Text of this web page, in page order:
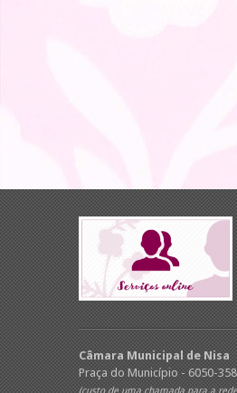
Câmara Municipal de Nisa
Praça do Município - 6050-